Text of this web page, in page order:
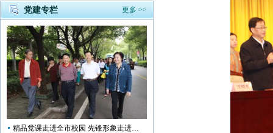
更多 >>
党建专栏
精品党课走进全市校园 先锋形象走进孩子心中